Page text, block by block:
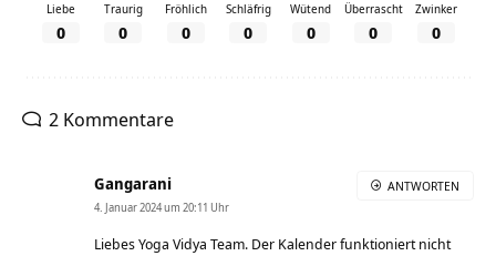
Liebe
0
Traurig
0
Fröhlich
0
Schläfrig
0
Wütend
0
Überrascht
0
Zwinker
0
2 Kommentare
Gangarani
4. Januar 2024 um 20:11 Uhr
Liebes Yoga Vidya Team. Der Kalender funktioniert nicht
ANTWORTEN